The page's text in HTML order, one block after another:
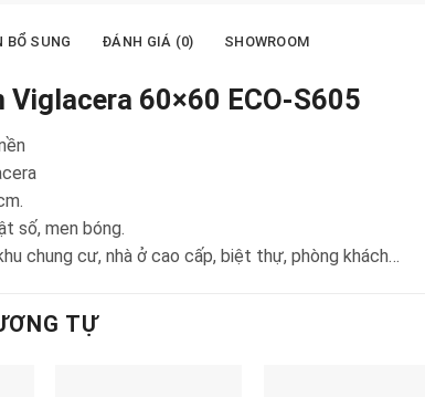
BỔ SUNG ĐÁNH GIÁ (0) SHOWROOM
Viglacera 60×60 ECO-S605
số, men bóng.
chung cư, nhà ở cao cấp, biệt thự, phòng khách…
TỰ